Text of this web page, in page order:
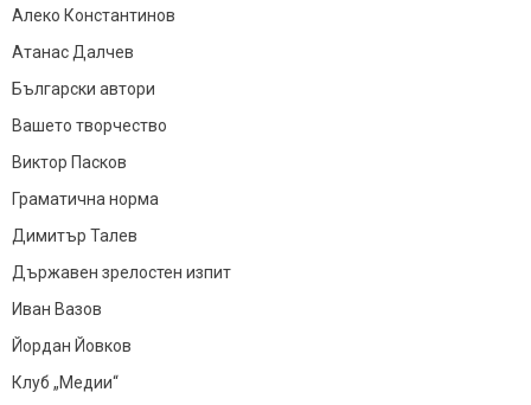
Алеко Константинов
Атанас Далчев
Български автори
Вашето творчество
Виктор Пасков
Граматична норма
Димитър Талев
Държавен зрелостен изпит
Иван Вазов
Йордан Йовков
Клуб „Медии“